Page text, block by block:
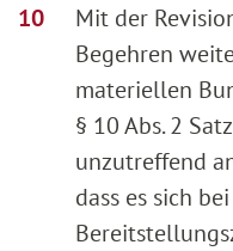
Mit der
Begehren
materiellen
§ 10 Abs. 2
unzutreffend
dass es sich